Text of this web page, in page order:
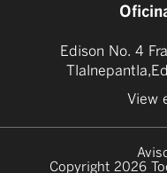
Edison No. 4
View
Copyright 2026